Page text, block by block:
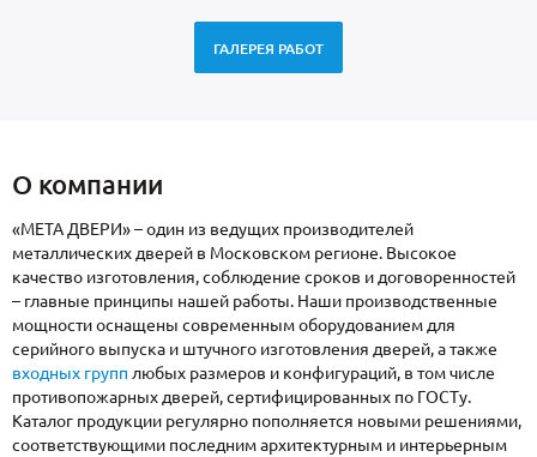
ГАЛЕРЕЯ РАБОТ
О компании
«МЕТА ДВЕРИ» – один из ведущих производителей
металлических дверей в Московском регионе. Высокое
качество изготовления, соблюдение сроков и договоренностей
– главные принципы нашей работы. Наши производственные
мощности оснащены современным оборудованием для
серийного выпуска и штучного изготовления дверей, а также
входных групп любых размеров и конфигураций, в том числе
противопожарных дверей, сертифицированных по ГОСТу.
Каталог продукции регулярно пополняется новыми решениями,
соответствующими последним архитектурным и интерьерным